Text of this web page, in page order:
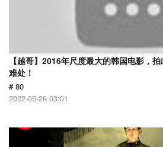
【越哥】2016年尺度最大的韩国电影，
难处！
# 80
2022-05-26 03:01